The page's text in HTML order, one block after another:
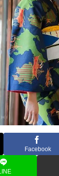
Facebook